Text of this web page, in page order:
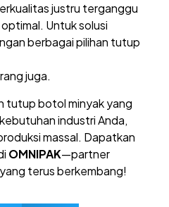
justru terganggu
Untuk solusi
berbagai pilihan tutup
juga.
tutup botol minyak yang
industri Anda,
massal. Dapatkan
OMNIPAK—partner
terus berkembang!